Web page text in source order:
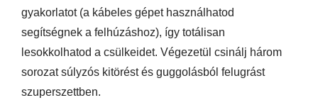
gyakorlatot (a kábeles gépet használhatod
segítségnek a felhúzáshoz), így totálisan
lesokkolhatod a csülkeidet. Végezetül csinálj három
sorozat súlyzós kitörést és guggolásból felugrást
szuperszettben.